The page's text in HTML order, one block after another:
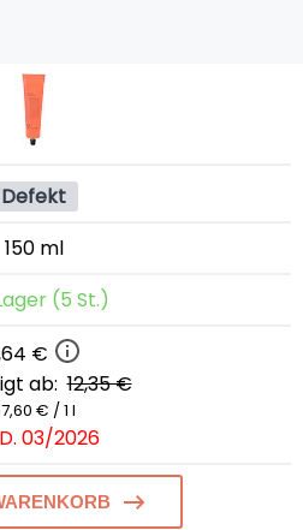
Defekt
150 ml
(5 St.)
€
ab:12,35 €
€ / 1 l
03/2026